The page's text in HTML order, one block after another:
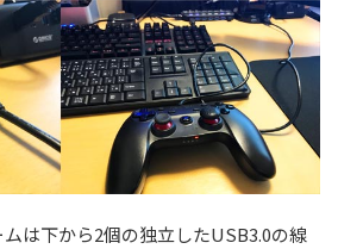
は下から2個の独立したUSB3.0の線